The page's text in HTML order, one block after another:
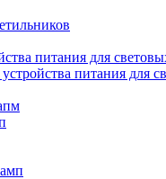
питания для
питания для